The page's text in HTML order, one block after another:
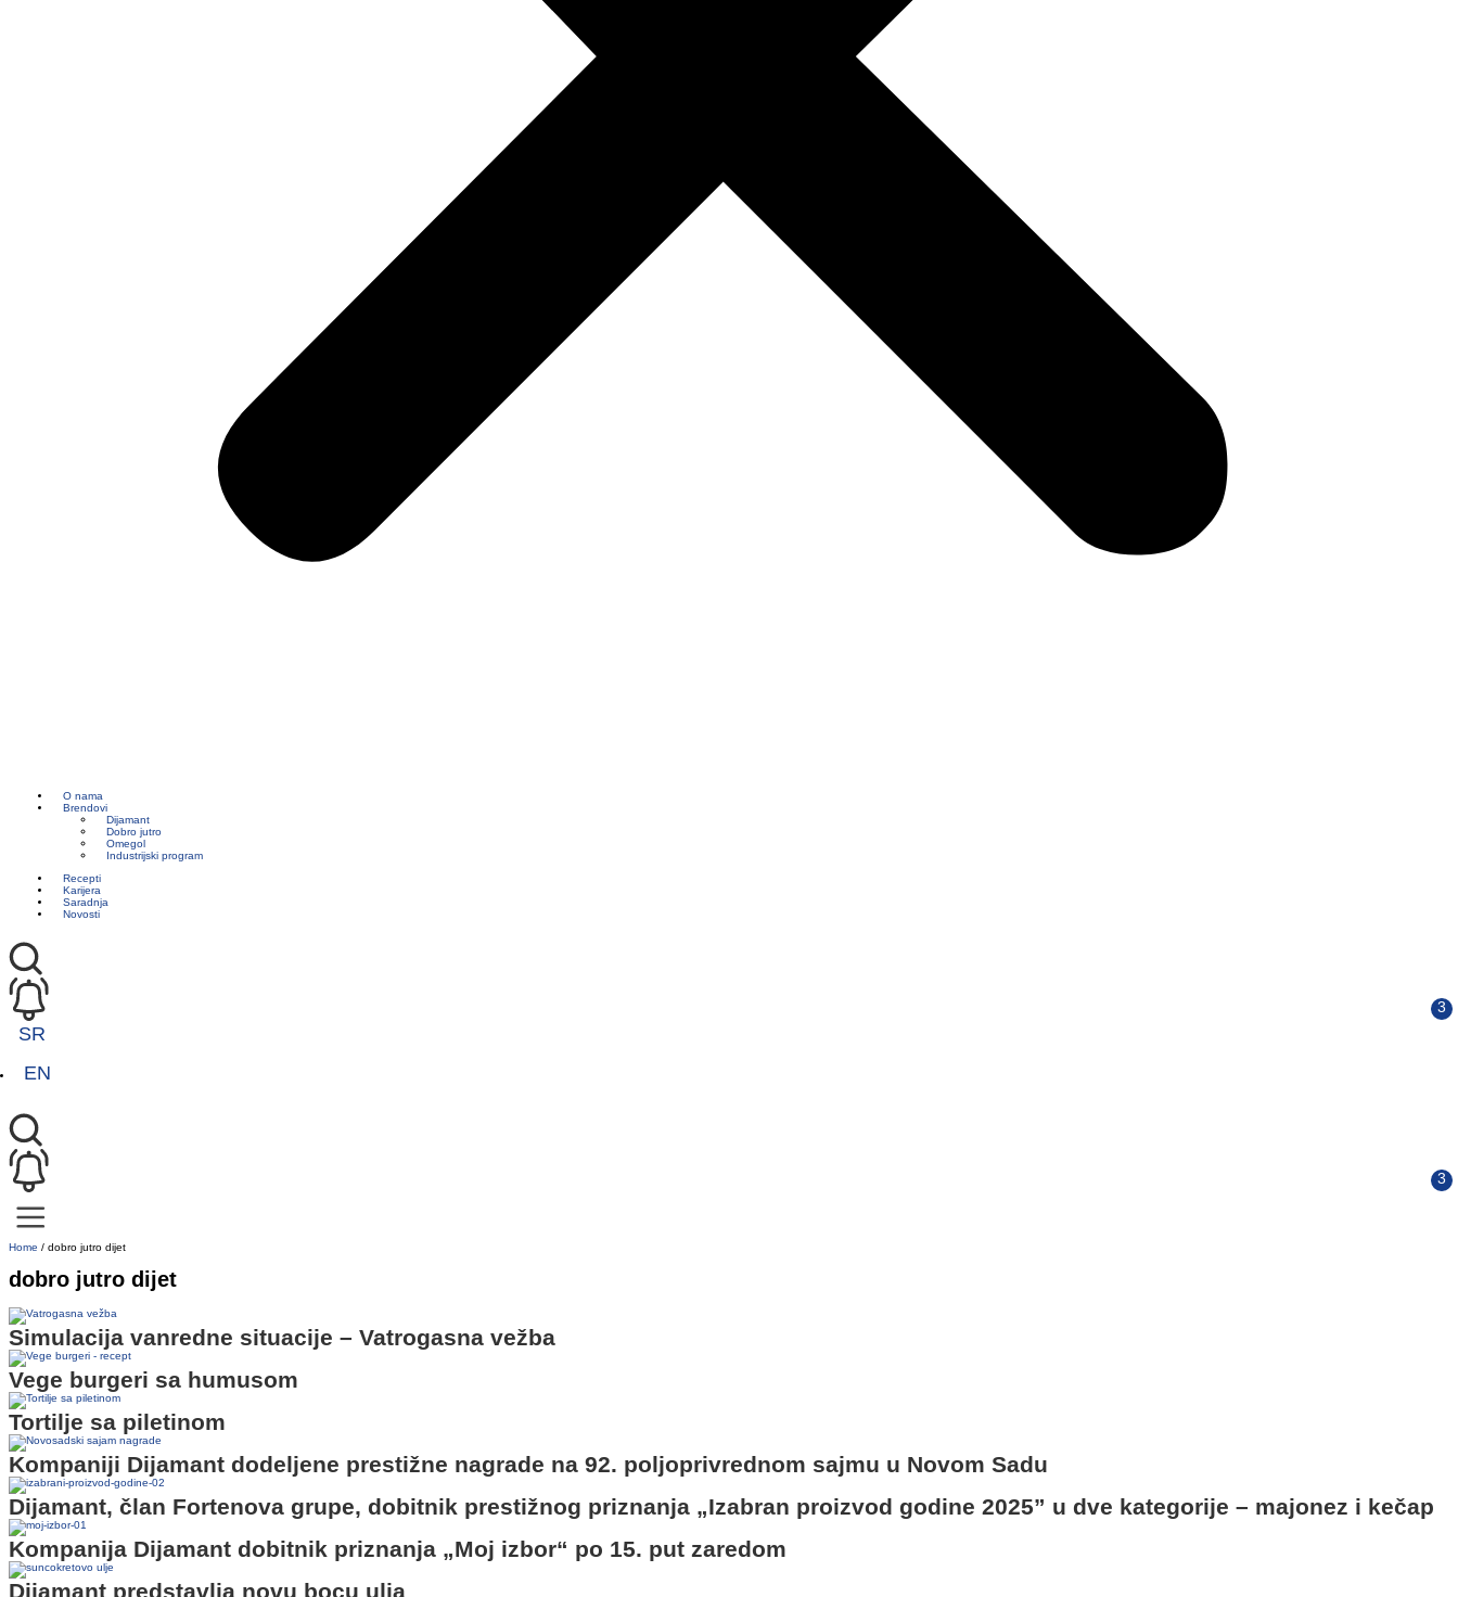
O nama
Brendovi
Dijamant
Dobro jutro
Omegol
Industrijski program
Recepti
Karijera
Saradnja
Novosti
SR
EN
Home / dobro jutro dijet
dobro jutro dijet
Simulacija vanredne situacije – Vatrogasna vežba
Vege burgeri sa humusom
Tortilje sa piletinom
Kompaniji Dijamant dodeljene prestižne nagrade na 92. poljoprivrednom sajmu u Novom Sadu
Dijamant, član Fortenova grupe, dobitnik prestižnog priznanja „Izabran proizvod godine 2025” u dve kategorije – majonez i kečap
Kompanija Dijamant dobitnik priznanja „Moj izbor“ po 15. put zaredom
Dijamant predstavlja novu bocu ulja